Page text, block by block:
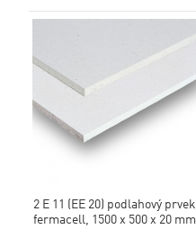
2 E 11 (EE 20) podlahový prvek
fermacell, 1500 x 500 x 20 mm